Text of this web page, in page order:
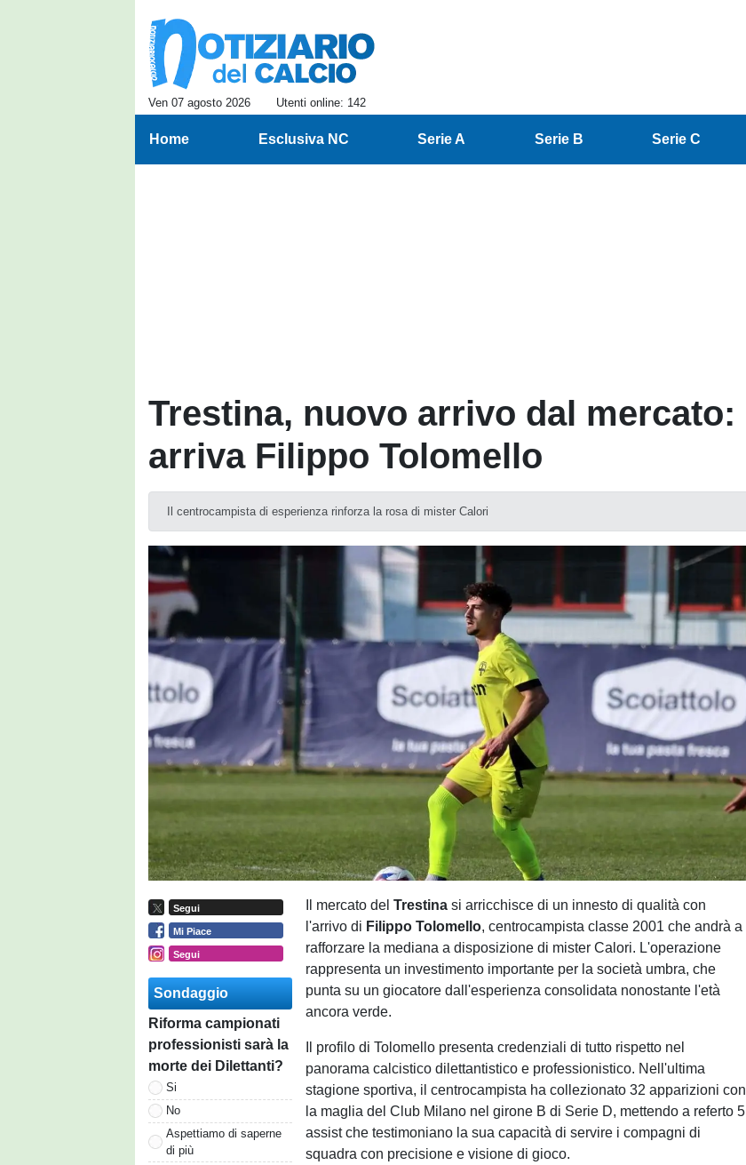
Ven 07 agosto 2026 Utenti online: 142
Home Esclusiva NC Serie A Serie B Serie C
Trestina, nuovo arrivo dal mercato:
arriva Filippo Tolomello
Il centrocampista di esperienza rinforza la rosa di mister Calori
Segui
Mi Piace
Segui
Sondaggio
Riforma campionati
professionisti sarà la
morte dei Dilettanti?
Si
No
Aspettiamo di saperne
di più
Il mercato delTrestinasi arricchisce di un innesto di qualità con
l'arrivo di Filippo Tolomello, centrocampista classe 2001 che andrà a
rafforzare la mediana a disposizione di mister Calori. L'operazione
rappresenta un investimento importante per la società umbra, che
punta su un giocatore dall'esperienza consolidata nonostante l'età
ancora verde.
Il profilo di Tolomello presenta credenziali di tutto rispetto nel
panorama calcistico dilettantistico e professionistico. Nell'ultima
stagione sportiva, il centrocampista ha collezionato 32 apparizioni con
la maglia del Club Milano nel girone B di Serie D, mettendo a referto 5
assist che testimoniano la sua capacità di servire i compagni di
squadra con precisione e visione di gioco.